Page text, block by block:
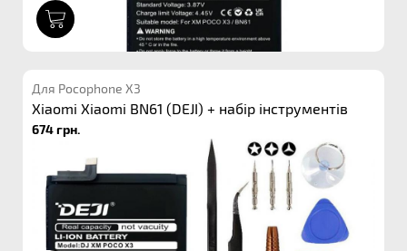
Для Pocophone X3
Xiaomi Xiaomi BN61 (DEJI) + набір інструментів
674 грн.